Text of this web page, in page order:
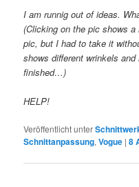
I am runnig out of ideas.
(Clicking on the pic shows
pic, but I had to take it
shows different wrinkels
finished…)
HELP!
Veröffentlicht unter
Schnittanpassung,Vogue |8